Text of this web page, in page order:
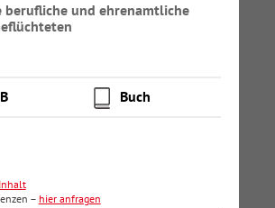
berufliche und ehrenamtliche
Buch
– hier anfragen